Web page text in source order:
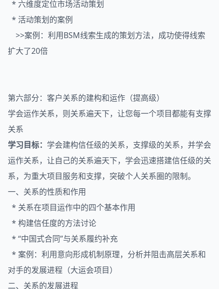
* 六维度定位市场活动策划
* 活动策划的案例
>>案例：利用BSM线索生成的策划方法，成功使得线索
扩大了20倍
第六部分：客户关系的建构和运作（提高级）
学会运作关系，则关系遍天下，让您每一个项目都能有支撑
关系
学习目标： 学会建构信任级的关系，支撑级的关系，并学会
运作关系，让自己的关系遍天下，学会迅速搭建信任级的关
系，为重大项目服务和支撑，突破个人关系圈的限制。
一、关系的性质和作用
* 关系在项目运作中的四个基本作用
* 构建信任度的方法讨论
* “中国式合同”与关系履约补充
* 案例：利用意向形成机制原理，分析并阻击高层关系和
对手的发展进程（大运会项目）
二、关系的发展进程